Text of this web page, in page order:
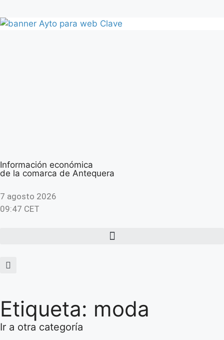
Información económica
de la comarca de Antequera
7 agosto 2026
09:47 CET
Etiqueta: moda
Ir a otra categoría